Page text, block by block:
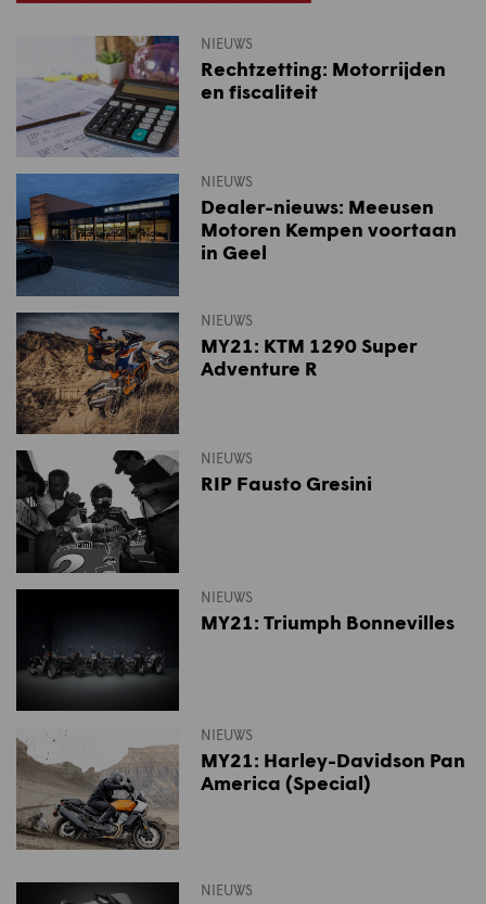
NIEUWS
Rechtzetting: Motorrijden
en fiscaliteit
NIEUWS
Dealer-nieuws: Meeusen
Motoren Kempen voortaan
in Geel
NIEUWS
MY21: KTM 1290 Super
Adventure R
NIEUWS
RIP Fausto Gresini
NIEUWS
MY21: Triumph Bonnevilles
NIEUWS
MY21: Harley-Davidson Pan
America (Special)
NIEUWS